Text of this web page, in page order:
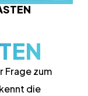
Frage zum
die